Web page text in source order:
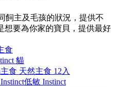
飼主及毛孩的狀況，提供不
想要為你家的寶貝，提供最好
食
貓
主食 天然主食 12入
低敏 Instinct